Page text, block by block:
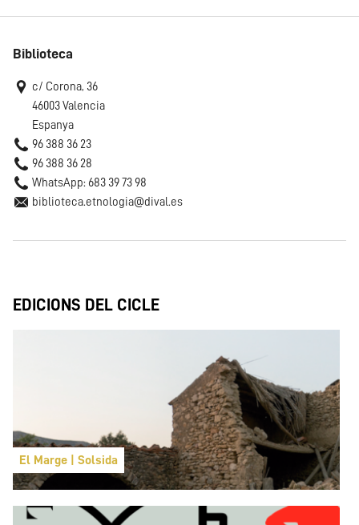
Biblioteca
c/ Corona, 36
46003 Valencia
Espanya
96 388 36 23
96 388 36 28
WhatsApp: 683 39 73 98
biblioteca.etnologia@dival.es
EDICIONS DEL CICLE
El Marge | Solsida